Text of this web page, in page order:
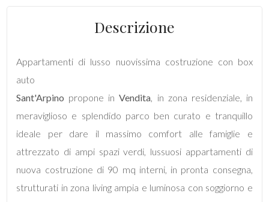
Descrizione
Appartamenti di lusso nuovissima costruzione con box
auto
Sant'Arpino propone inVendita, in zona residenziale, in
meraviglioso e splendido parco ben curato e tranquillo
ideale per dare il massimo comfort alle famiglie e
attrezzato di ampi spazi verdi, lussuosi appartamenti di
nuova costruzione di 90 mq interni, in pronta consegna,
strutturati in zona living ampia e luminosa con soggiorno e
Totale